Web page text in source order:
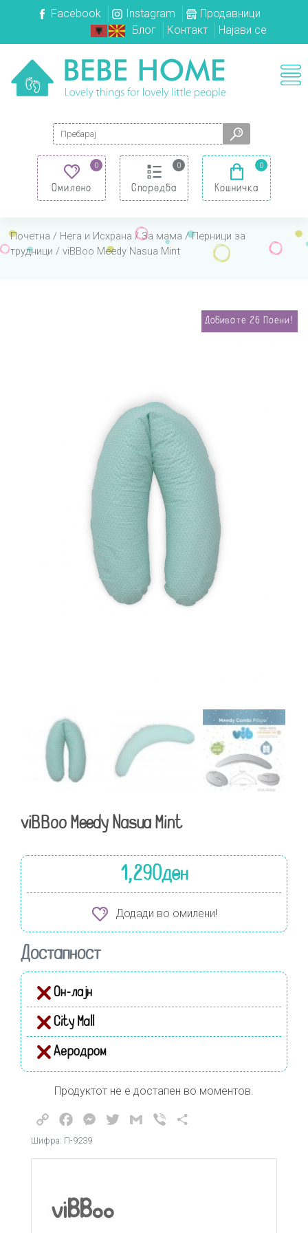
Facebook Instagram
Продавници
Блог
Контакт Најави се
Search for:
0
Омилено
0
Споредба
0
Кошничка
Почетна / Нега и Исхрана /За мама /Перници за
трудници / viBBoo Meedy Nasua Mint
Добивате 26 Поени!
viBBoo Meedy Nasua Mint
1,290ден
Додади во омилени!
Достапност
Он-лајн
City Mall
Аеродром
Продуктот не е достапен во моментов.
Copy
Link
FacebookMessenger
TwitterGmail Viber
Шифра: П-9239